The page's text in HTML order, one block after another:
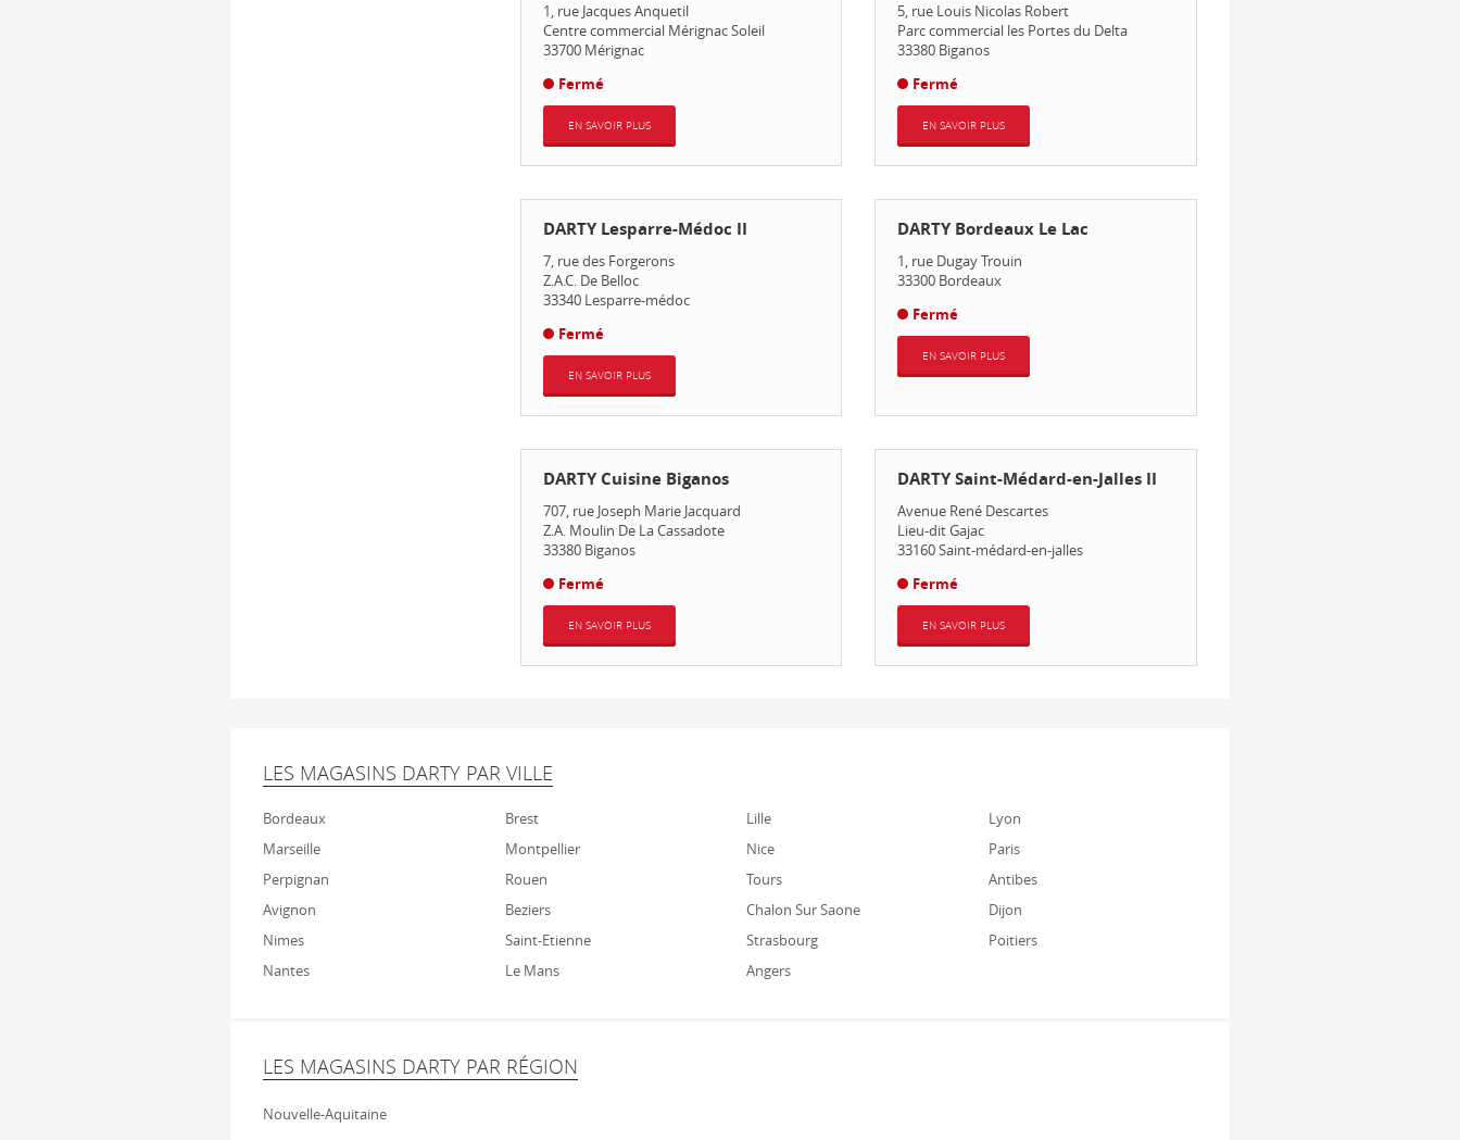
1, rue Jacques Anquetil
Centre commercial Mérignac Soleil
33700 Mérignac
Fermé
EN SAVOIR PLUS
5, rue Louis Nicolas Robert
Parc commercial les Portes du Delta
33380 Biganos
Fermé
EN SAVOIR PLUS
DARTY Lesparre-Médoc II
7, rue des Forgerons
Z.A.C. De Belloc
33340 Lesparre-médoc
Fermé
EN SAVOIR PLUS
DARTY Bordeaux Le Lac
1, rue Dugay Trouin
33300 Bordeaux
Fermé
EN SAVOIR PLUS
DARTY Cuisine Biganos
707, rue Joseph Marie Jacquard
Z.A. Moulin De La Cassadote
33380 Biganos
Fermé
EN SAVOIR PLUS
DARTY Saint-Médard-en-Jalles II
Avenue René Descartes
Lieu-dit Gajac
33160Saint-médard-en-jalles
Fermé
EN SAVOIR PLUS
LES MAGASINS DARTY PAR VILLE
Bordeaux Brest Lille
Lyon
Marseille
Montpellier Nice
Paris
Perpignan
Rouen Tours
Antibes
Avignon
Beziers Chalon Sur Saone
Dijon
Nimes
Saint-Etienne Strasbourg
Poitiers
Nantes
Le Mans Angers
LES MAGASINS DARTY PAR RÉGION
Nouvelle-Aquitaine